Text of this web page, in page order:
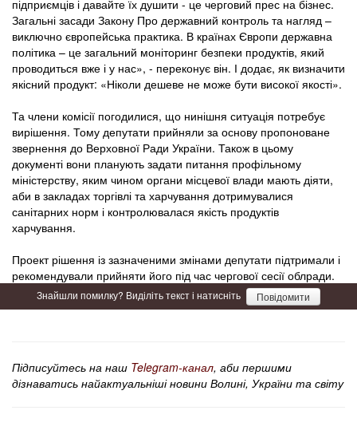
підприємців і давайте їх душити - це черговий прес на бізнес.
Загальні засади Закону Про державний контроль та нагляд –
виключно європейська практика. В країнах Європи державна
політика – це загальний моніторинг безпеки продуктів, який
проводиться вже і у нас», - переконує він. І додає, як визначити
якісний продукт: «Ніколи дешеве не може бути високої якості».
Та члени комісії погодилися, що нинішня ситуація потребує
вирішення. Тому депутати прийняли за основу пропоноване
звернення до Верховної Ради України. Також в цьому
документі вони планують задати питання профільному
міністерству, яким чином органи місцевої влади мають діяти,
аби в закладах торгівлі та харчування дотримувалися
санітарних норм і контролювалася якість продуктів
харчування.
Проект рішення із зазначеними змінами депутати підтримали і
рекомендували прийняти його під час чергової сесії облради.
Знайшли помилку? Виділіть текст і натисніть Повідомити
Підписуйтесь на наш Telegram-канал, аби першими
дізнаватись найактуальніші новини Волині, України та світу